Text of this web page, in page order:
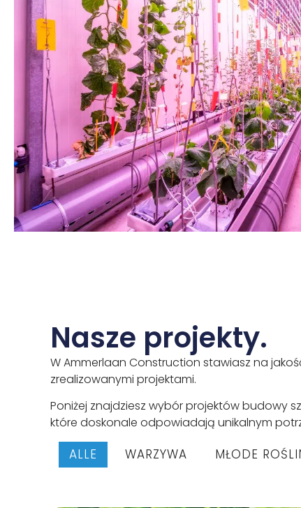
Nasze projekty.
W Ammerlaan Construction stawiasz na
zrealizowanymi projektami.
Poniżej znajdziesz wybór projektów budowy
które doskonale odpowiadają unikalnym
ALLE WARZYWA MŁODE